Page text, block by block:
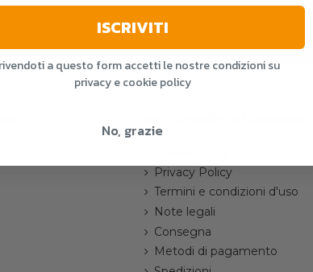
Privacy Policy
Termini e condizioni d'uso
Note legali
Consegna
Metodi di pagamento
ISCRIVITI
a questo form accetti le nostre condizioni su
privacy e cookie policy
No, grazie